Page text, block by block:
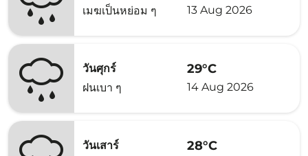
เมฆเป็นหย่อม ๆ
13 Aug 2026
วันศุกร์
ฝนเบา ๆ
29°C
14 Aug 2026
วันเสาร์
28°C